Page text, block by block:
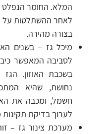
המלא. החומר הנפלט
לאחר ההשתלטות על
בצורה מהירה.
מיכל גז – בשנים
לסביבה המאפשר
בשכבת האוזון.
נחושת, שהיא
חשמל, ומכבה את
לערוך בדיקת
מערכת צינור גז –